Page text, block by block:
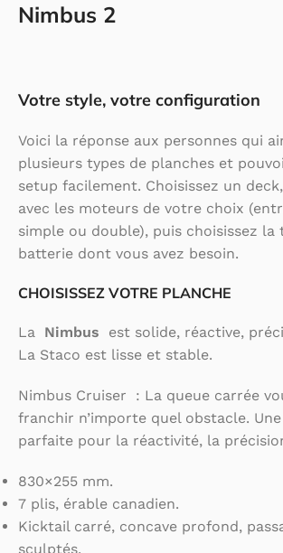
Nimbus 2
Votre style, votre configuration
Voici la réponse aux personnes qui
plusieurs types de planches et
setup facilement. Choisissez un
avec les moteurs de votre choix
simple ou double), puis choisissez la
batterie dont vous avez besoin.
CHOISISSEZ VOTRE PLANCHE
La Nimbus est solide, réactive,
La Staco est lisse et stable.
Nimbus Cruiser : La queue carrée
franchir n’importe quel obstacle.
parfaite pour la réactivité, la
830×255 mm.
7 plis, érable canadien.
Kicktail carré, concave profond,
sculptés.